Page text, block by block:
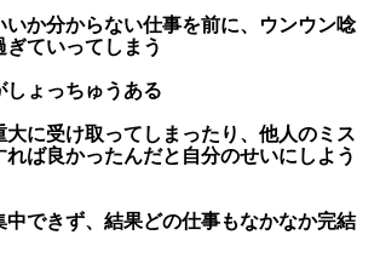
いか分からない仕事を前に、ウンウン唸
ぎていってしまう
しょっちゅうある
大に受け取ってしまったり、他人のミス
れば良かったんだと自分のせいにしよう
中できず、結果どの仕事もなかなか完結